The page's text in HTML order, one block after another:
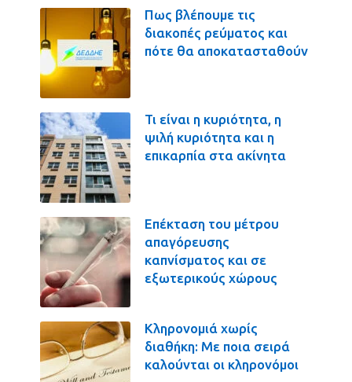
Πως βλέπουμε τις
διακοπές ρεύματος και
πότε θα αποκατασταθούν
Τι είναι η κυριότητα, η
ψιλή κυριότητα και η
επικαρπία στα ακίνητα
Επέκταση του μέτρου
απαγόρευσης
καπνίσματος και σε
εξωτερικούς χώρους
Κληρονομιά χωρίς
διαθήκη: Με ποια σειρά
καλούνται οι κληρονόμοι